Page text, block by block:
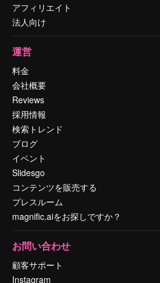
アフィリエイト
法人向け
運営
料金
会社概要
Reviews
採用情報
検索トレンド
ブログ
イベント
Slidesgo
コンテンツを販売する
プレスルーム
magnific.aiをお探しですか？
お問い合わせ
顧客サポート
Instagram